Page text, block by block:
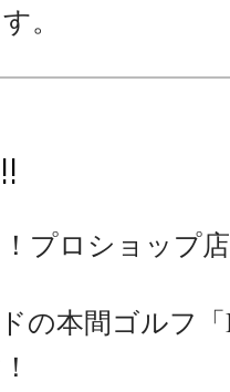
。
プロショップ
の本間ゴルフ